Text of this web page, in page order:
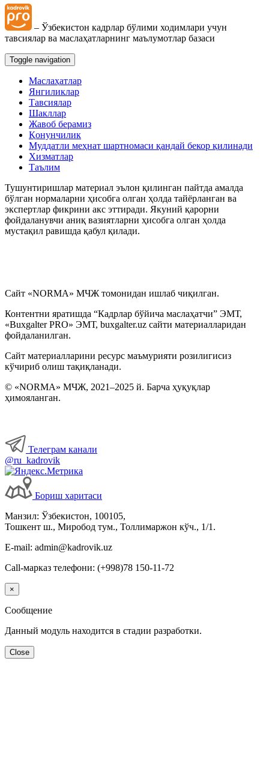
– Ўзбекистон кадрлар бўлими ходимлари учун
тавсиялар ва маслаҳатларнинг маълумотлар базаси
Toggle navigation
Маслаҳатлар
Янгиликлар
Тавсиялар
Шакллар
Жавоб берамиз
Қонунчилик
Муддатли меҳнат шартномаси қандай бекор қилинади
Хизматлар
Таълим
Тушунтиришлар материал эълон қилинган пайтда амалда
бўлган нормаларни ҳисобга олган ҳолда тайёрланган ва
экспертлар фикрини акс эттиради. Якуний қарорни
фойдаланувчи аниқ вазиятларни ҳисобга олган ҳолда
мустақил равишда қабул қилади.
Сайт «NORMA» МЧЖ томонидан ишлаб чиқилган.
Контентни яратишда “Кадрлар бўйича маслаҳатчи” ЭМТ,
«Buxgalter PRO» ЭМТ, buxgalter.uz сайти материалларидан
фойдаланилган.
Сайт материалларини ресурс маъмурияти розилигисиз
кўчириб олиш тақиқланади.
© «NORMA» МЧЖ, 2021–2025 й. Барча ҳуқуқлар
ҳимояланган.
Телеграм канали
@ru_kadrovik
Бориш харитаси
Манзил: Ўзбекистон, 100105,
Тошкент ш., Миробод тум., Толлимаржон кўч., 1/1.
E-mail: admin@kadrovik.uz
Call-марказ телефони: (+998)78 150-11-72
×
Сообщение
Данный модуль находится в стадии разработки.
Close